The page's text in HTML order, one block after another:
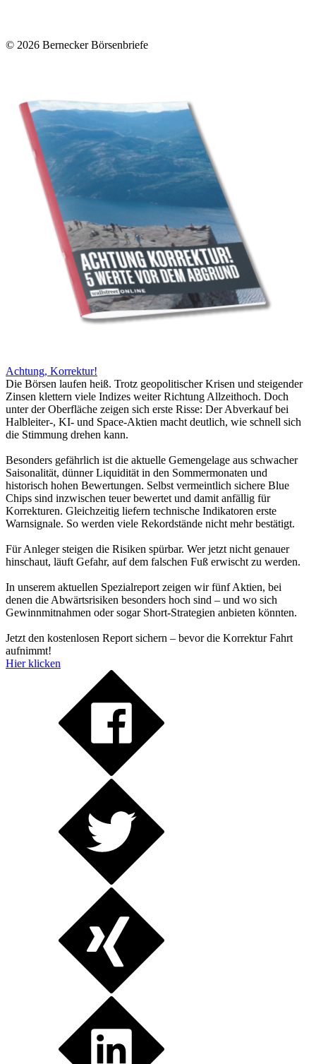
© 2026 Bernecker Börsenbriefe
Achtung, Korrektur!
Die Börsen laufen heiß. Trotz geopolitischer Krisen und steigender
Zinsen klettern viele Indizes weiter Richtung Allzeithoch. Doch
unter der Oberfläche zeigen sich erste Risse: Der Abverkauf bei
Halbleiter-, KI- und Space-Aktien macht deutlich, wie schnell sich
die Stimmung drehen kann.
Besonders gefährlich ist die aktuelle Gemengelage aus schwacher
Saisonalität, dünner Liquidität in den Sommermonaten und
historisch hohen Bewertungen. Selbst vermeintlich sichere Blue
Chips sind inzwischen teuer bewertet und damit anfällig für
Korrekturen. Gleichzeitig liefern technische Indikatoren erste
Warnsignale. So werden viele Rekordstände nicht mehr bestätigt.
Für Anleger steigen die Risiken spürbar. Wer jetzt nicht genauer
hinschaut, läuft Gefahr, auf dem falschen Fuß erwischt zu werden.
In unserem aktuellen Spezialreport zeigen wir fünf Aktien, bei
denen die Abwärtsrisiken besonders hoch sind – und wo sich
Gewinnmitnahmen oder sogar Short-Strategien anbieten könnten.
Jetzt den kostenlosen Report sichern – bevor die Korrektur Fahrt
aufnimmt!
Hier klicken